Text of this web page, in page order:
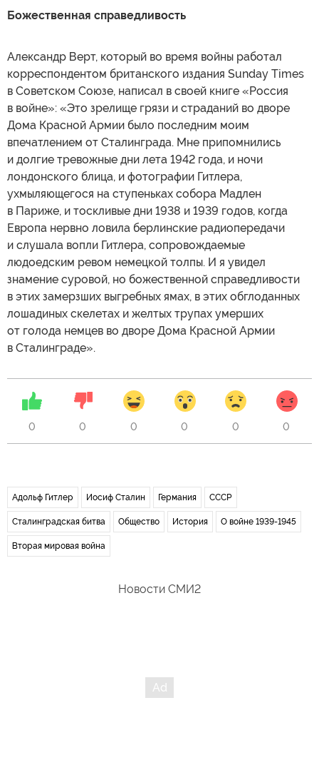
Божественная справедливость
Александр Верт, который во время войны работал
корреспондентом британского издания Sunday Times
в Советском Союзе, написал в своей книге «Россия
в войне»: «Это зрелище грязи и страданий во дворе
Дома Красной Армии было последним моим
впечатлением от Сталинграда. Мне припомнились
и долгие тревожные дни лета 1942 года, и ночи
лондонского блица, и фотографии Гитлера,
ухмыляющегося на ступеньках собора Мадлен
в Париже, и тоскливые дни 1938 и 1939 годов, когда
Европа нервно ловила берлинские радиопередачи
и слушала вопли Гитлера, сопровождаемые
людоедским ревом немецкой толпы. И я увидел
знамение суровой, но божественной справедливости
в этих замерзших выгребных ямах, в этих обглоданных
лошадиных скелетах и желтых трупах умерших
от голода немцев во дворе Дома Красной Армии
в Сталинграде».
0 0 0 0 0 0
Адольф Гитлер Иосиф Сталин Германия СССР
Сталинградская битва Общество История О войне 1939-1945
Вторая мировая война
Новости СМИ2